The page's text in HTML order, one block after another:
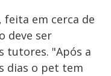
em cerca de
deve ser
tutores. "Após a
dias o pet tem